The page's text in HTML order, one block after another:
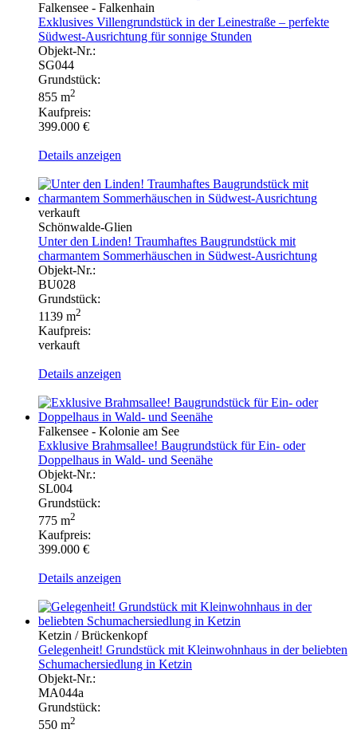
Falkensee - Falkenhain
Exklusives Villengrundstück in der Leinestraße – perfekte
Südwest-Ausrichtung für sonnige Stunden
Objekt-Nr.:
SG044
Grundstück:
855 m2
Kaufpreis:
399.000 €
Details anzeigen
verkauft
Schönwalde-Glien
Unter den Linden! Traumhaftes Baugrundstück mit
charmantem Sommerhäuschen in Südwest-Ausrichtung
Objekt-Nr.:
BU028
Grundstück:
1139 m2
Kaufpreis:
verkauft
Details anzeigen
Falkensee - Kolonie am See
Exklusive Brahmsallee! Baugrundstück für Ein- oder
Doppelhaus in Wald- und Seenähe
Objekt-Nr.:
SL004
Grundstück:
775 m2
Kaufpreis:
399.000 €
Details anzeigen
Ketzin / Brückenkopf
Gelegenheit! Grundstück mit Kleinwohnhaus in der beliebten
Schumachersiedlung in Ketzin
Objekt-Nr.:
MA044a
Grundstück:
550 m2